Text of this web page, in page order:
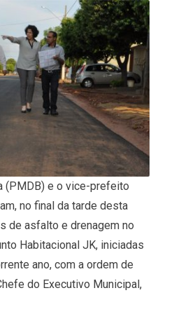
(PMDB) e o vice-prefeito
no final da tarde desta
de asfalto e drenagem no
Habitacional JK, iniciadas
ano, com a ordem de
do Executivo Municipal,